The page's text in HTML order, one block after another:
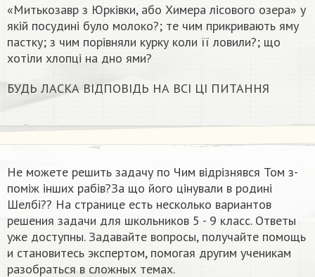
«Митькозавр з Юрківки, або Химера лісового озера» у
якій посудині було молоко?; те чим прикривають яму
пастку; з чим порівняли курку коли її ловили?; що
хотіли хлопці на дно ями?
БУДЬ ЛАСКА ВІДПОВІДЬ НА ВСІ ЦІ ПИТАННЯ
Не можете решить задачу по Чим відрізнявся Том з-
поміж інших рабів?За що його цінували в родині
Шелбі?​? На странице есть несколько вариантов
решения задачи для школьников 5 - 9 класс. Ответы
уже доступны. Задавайте вопросы, получайте помощь
и становитесь экспертом, помогая другим ученикам
разобраться в сложных темах.